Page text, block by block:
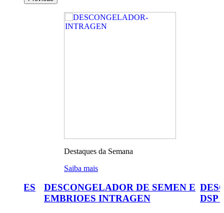
Destaques da Semana
Saiba mais
DESCONGELADOR DE SEMEN E
EMBRIOES INTRAGEN
DSP